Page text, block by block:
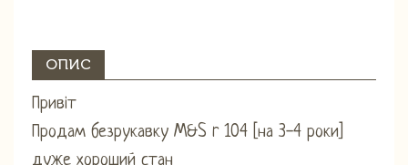
ОПИС
Привіт
Продам безрукавку M&S r 104 [на 3-4 роки]
дуже хороший стан